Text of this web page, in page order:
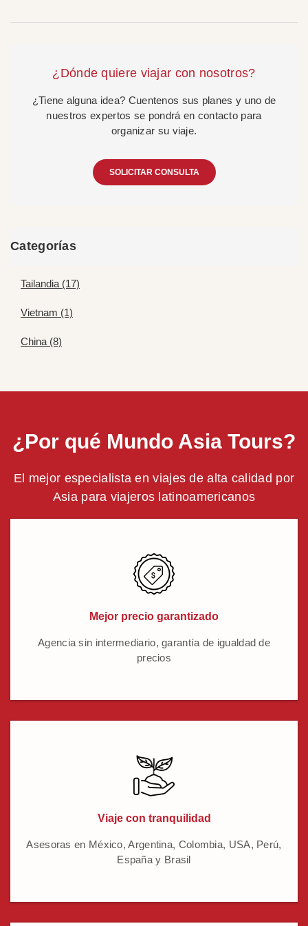
¿Dónde quiere viajar con nosotros?
¿Tiene alguna idea? Cuentenos sus planes y uno de
nuestros expertos se pondrá en contacto para
organizar su viaje.
SOLICITAR CONSULTA
Categorías
Tailandia (17)
Vietnam (1)
China (8)
¿Por qué Mundo Asia Tours?
El mejor especialista en viajes de alta calidad por
Asia para viajeros latinoamericanos
Mejor precio garantizado
Agencia sin intermediario, garantía de igualdad de
precios
Viaje con tranquilidad
Asesoras en México, Argentina, Colombia, USA, Perú,
España y Brasil